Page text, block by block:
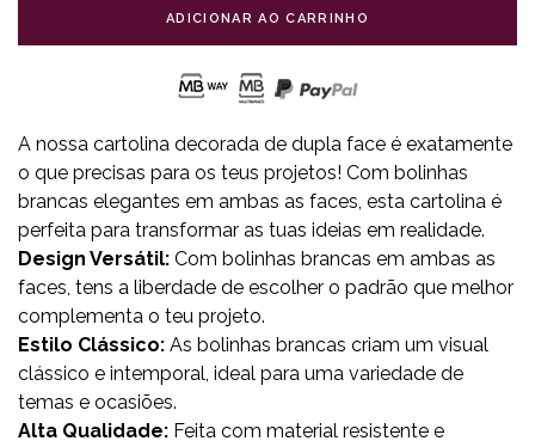
ADICIONAR AO CARRINHO
A nossa cartolina decorada de dupla face é exatamente
o que precisas para os teus projetos! Com bolinhas
brancas elegantes em ambas as faces, esta cartolina é
perfeita para transformar as tuas ideias em realidade.
Design Versátil: Com bolinhas brancas em ambas as
faces, tens a liberdade de escolher o padrão que melhor
complementa o teu projeto.
Estilo Clássico: As bolinhas brancas criam um visual
clássico e intemporal, ideal para uma variedade de
temas e ocasiões.
Alta Qualidade: Feita com material resistente e